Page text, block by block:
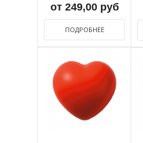
от 249,00 руб
ПОДРОБНЕЕ